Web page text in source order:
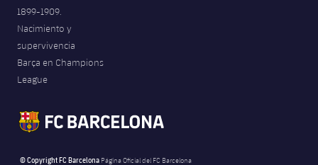
1899-1909.
Nacimiento y
supervivencia
Barça en Champions
League
© Copyright FC Barcelona Página Oficial del FC Barcelona